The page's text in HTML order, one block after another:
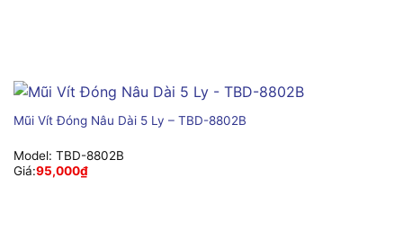
Mũi Vít Đóng Nâu Dài 5 Ly – TBD-8802B
Model: TBD-8802B
Giá:95,000₫